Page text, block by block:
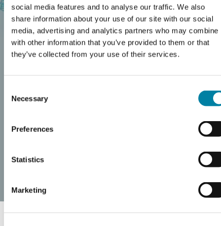
social media features and to analyse our traffic. We also
share information about your use of our site with our social
media, advertising and analytics partners who may combine
with other information that you’ve provided to them or that
they’ve collected from your use of their services.
Selection
Necessary
Preferences
Statistics
Marketing
EN
UBICACIONES
CLAVE DEL